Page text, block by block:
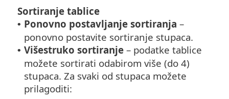
Sortiranje tablice
• Ponovno postavljanje sortiranja –
ponovno postavite sortiranje stupaca.
• Višestruko sortiranje – podatke tablice
možete sortirati odabirom više (do 4)
stupaca. Za svaki od stupaca možete
prilagoditi: